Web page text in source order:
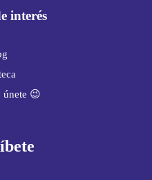
interés
únete 😉